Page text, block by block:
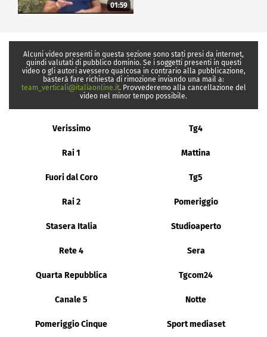
01:59
Alcuni video presenti in questa sezione sono stati presi da internet,
quindi valutati di pubblico dominio. Se i soggetti presenti in questi
video o gli autori avessero qualcosa in contrario alla pubblicazione,
basterà fare richiesta di rimozione inviando una mail a:
team_verticali@italiaonline.it. Provvederemo alla cancellazione del
video nel minor tempo possibile.
Verissimo Tg4
Rai 1 Mattina
Fuori dal Coro Tg5
Rai 2 Pomeriggio
Stasera Italia Studioaperto
Rete 4 Sera
Quarta Repubblica Tgcom24
Canale 5 Notte
Pomeriggio Cinque Sport mediaset